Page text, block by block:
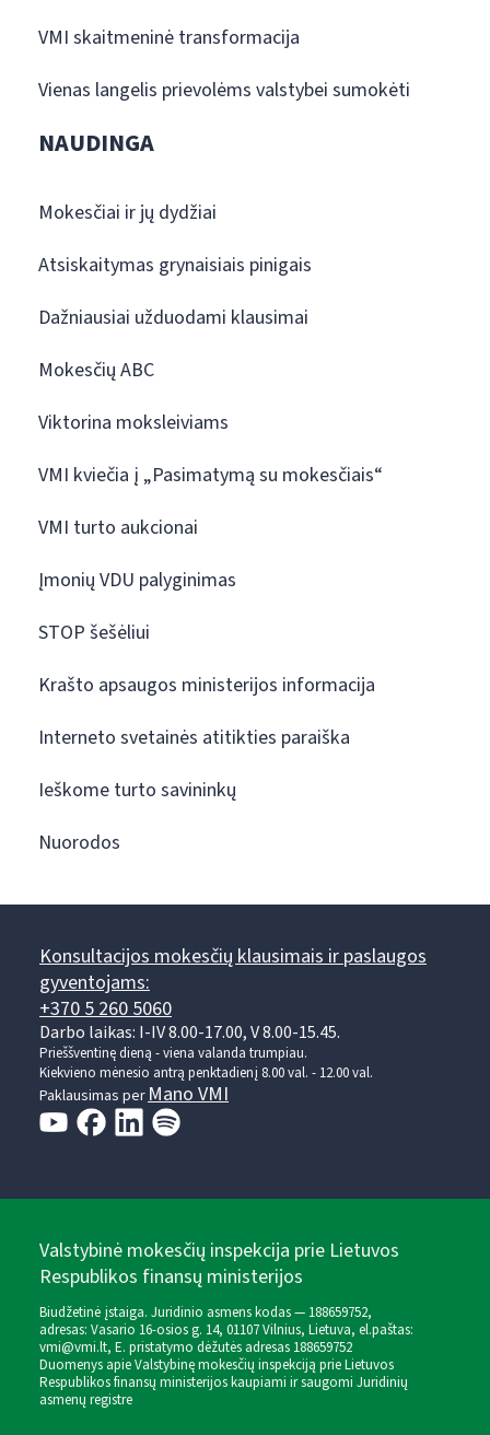
VMI skaitmeninė transformacija
Vienas langelis prievolėms valstybei sumokėti
NAUDINGA
Mokesčiai ir jų dydžiai
Atsiskaitymas grynaisiais pinigais
Dažniausiai užduodami klausimai
Mokesčių ABC
Viktorina moksleiviams
VMI kviečia į „Pasimatymą su mokesčiais“
VMI turto aukcionai
Įmonių VDU palyginimas
STOP šešėliui
Krašto apsaugos ministerijos informacija
Interneto svetainės atitikties paraiška
Ieškome turto savininkų
Nuorodos
Konsultacijos mokesčių klausimais ir paslaugos
gyventojams:
+370 5 260 5060
Darbo laikas: I-IV 8.00-17.00, V 8.00-15.45.
Prieššventinę dieną - viena valanda trumpiau.
Kiekvieno mėnesio antrą penktadienį 8.00 val. - 12.00 val.
Paklausimas per Mano VMI
Valstybinė mokesčių inspekcija prie Lietuvos
Respublikos finansų ministerijos
Biudžetinė įstaiga. Juridinio asmens kodas — 188659752,
adresas: Vasario 16-osios g. 14, 01107 Vilnius, Lietuva, el.paštas:
vmi@vmi.lt, E. pristatymo dėžutės adresas 188659752
Duomenys apie Valstybinę mokesčių inspekciją prie Lietuvos
Respublikos finansų ministerijos kaupiami ir saugomi Juridinių
asmenų registre